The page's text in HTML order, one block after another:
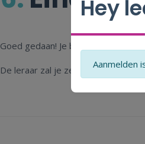
Goed gedaan! Je bent klaar met
De leraar zal je zeggen wanneer je
Hey
Aanmelden